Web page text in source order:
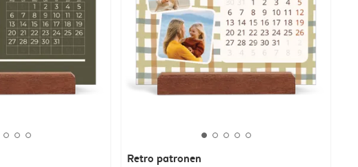
Retro patronen